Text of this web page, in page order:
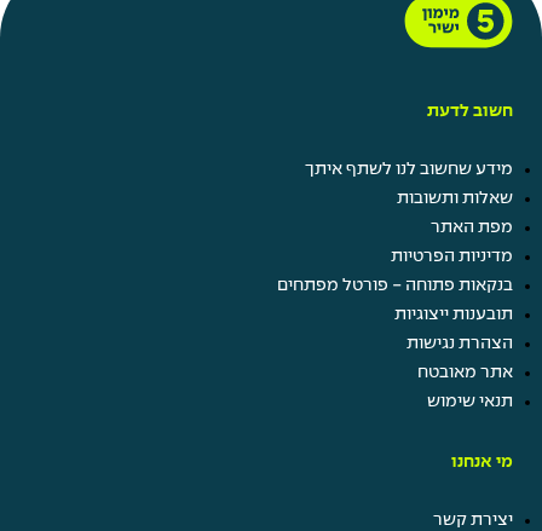
חשוב לדעת
מידע שחשוב לנו לשתף איתך
שאלות ותשובות
מפת האתר
מדיניות הפרטיות
בנקאות פתוחה - פורטל מפתחים
תובענות ייצוגיות
הצהרת נגישות
אתר מאובטח
תנאי שימוש
מי אנחנו
יצירת קשר